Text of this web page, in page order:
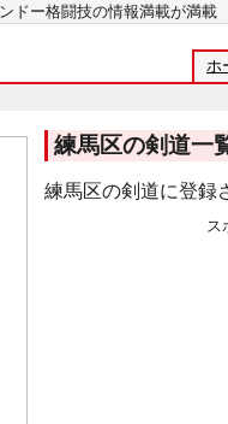
ンドー格闘技の情報満載が
ホ
練馬区の剣道一
練馬区の剣道に登録
ス